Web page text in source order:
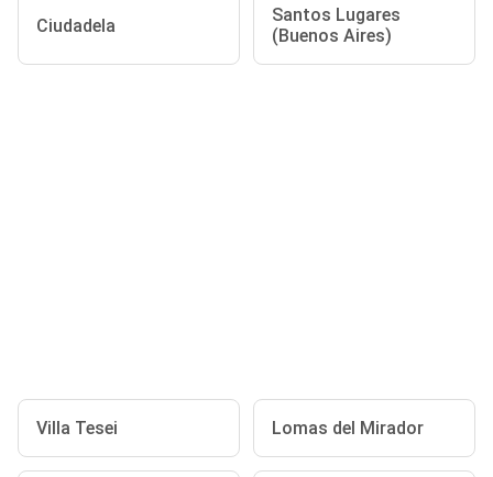
Ciudadela
Santos Lugares
(Buenos Aires)
Villa Tesei Lomas del Mirador